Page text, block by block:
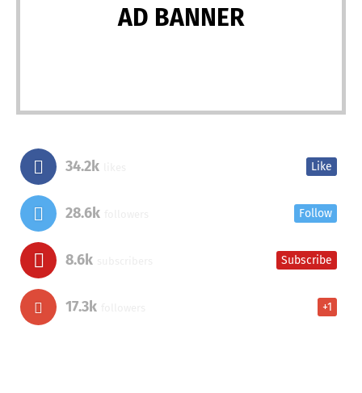
AD BANNER
34.2k Like
28.6k Follow
8.6k Subscribe
17.3k +1